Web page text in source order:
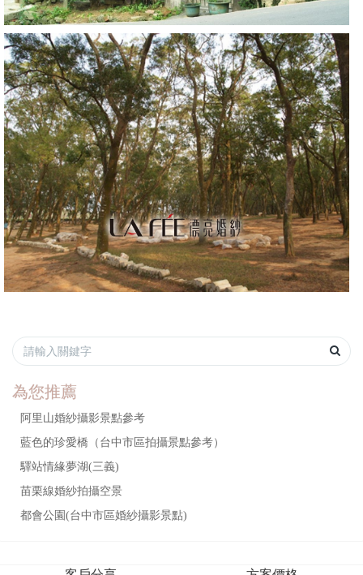
為您推薦
阿里山婚紗攝影景點參考
藍色的珍愛橋（台中市區拍攝景點參考）
驛站情緣夢湖(三義)
苗栗線婚紗拍攝空景
都會公園(台中市區婚紗攝影景點)